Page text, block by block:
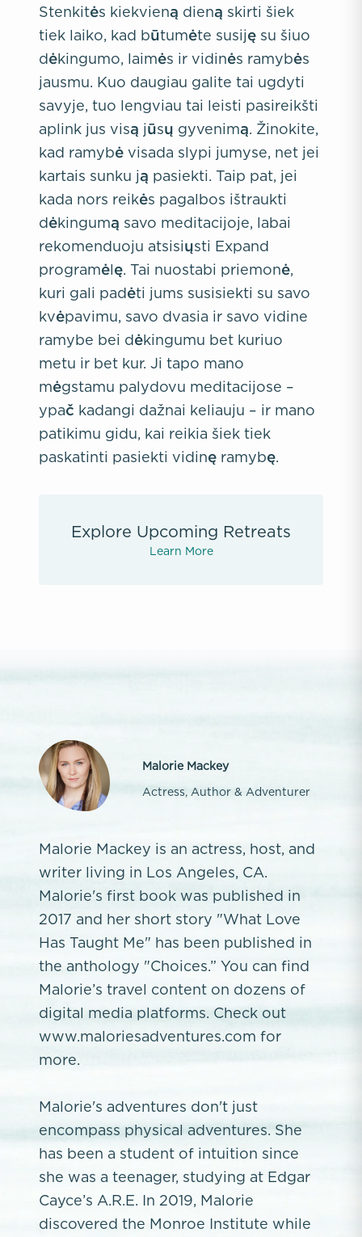
Stenkitės kiekvieną dieną skirti šiek
tiek laiko, kad būtumėte susiję su šiuo
dėkingumo, laimės ir vidinės ramybės
jausmu. Kuo daugiau galite tai ugdyti
savyje, tuo lengviau tai leisti pasireikšti
aplink jus visą jūsų gyvenimą. Žinokite,
kad ramybė visada slypi jumyse, net jei
kartais sunku ją pasiekti. Taip pat, jei
kada nors reikės pagalbos ištraukti
dėkingumą savo meditacijoje, labai
rekomenduoju atsisiųsti Expand
programėlę. Tai nuostabi priemonė,
kuri gali padėti jums susisiekti su savo
kvėpavimu, savo dvasia ir savo vidine
ramybe bei dėkingumu bet kuriuo
metu ir bet kur. Ji tapo mano
mėgstamu palydovu meditacijose –
ypač kadangi dažnai keliauju – ir mano
patikimu gidu, kai reikia šiek tiek
paskatinti pasiekti vidinę ramybę.
Explore Upcoming Retreats
Learn More
Malorie Mackey
Actress, Author & Adventurer
Malorie Mackey is an actress, host, and
writer living in Los Angeles, CA.
Malorie's first book was published in
2017 and her short story "What Love
Has Taught Me" has been published in
the anthology "Choices.” You can find
Malorie’s travel content on dozens of
digital media platforms. Check out
www.maloriesadventures.com for
more.
Malorie's adventures don't just
encompass physical adventures. She
has been a student of intuition since
she was a teenager, studying at Edgar
Cayce’s A.R.E. In 2019, Malorie
discovered the Monroe Institute while